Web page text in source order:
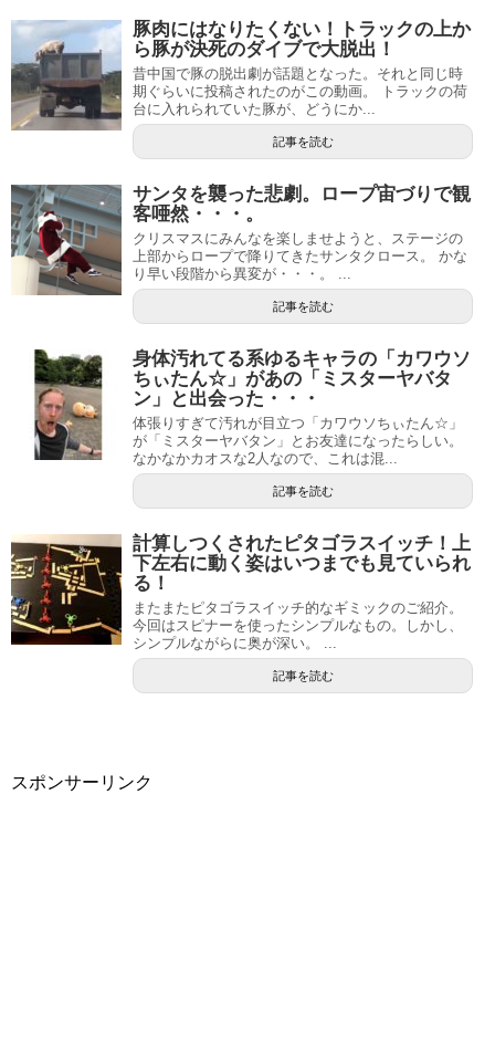
豚肉にはなりたくない！トラックの上か
ら豚が決死のダイブで大脱出！
昔中国で豚の脱出劇が話題となった。それと同じ時
期ぐらいに投稿されたのがこの動画。 トラックの荷
台に入れられていた豚が、どうにか...
記事を読む
サンタを襲った悲劇。ロープ宙づりで観
客唖然・・・。
クリスマスにみんなを楽しませようと、ステージの
上部からロープで降りてきたサンタクロース。 かな
り早い段階から異変が・・・。 ...
記事を読む
身体汚れてる系ゆるキャラの「カワウソ
ちぃたん☆」があの「ミスターヤバタ
ン」と出会った・・・
体張りすぎて汚れが目立つ「カワウソちぃたん☆」
が「ミスターヤバタン」とお友達になったらしい。
なかなかカオスな2人なので、これは混...
記事を読む
計算しつくされたピタゴラスイッチ！上
下左右に動く姿はいつまでも見ていられ
る！
またまたピタゴラスイッチ的なギミックのご紹介。
今回はスピナーを使ったシンプルなもの。しかし、
シンプルながらに奥が深い。 ...
記事を読む
スポンサーリンク